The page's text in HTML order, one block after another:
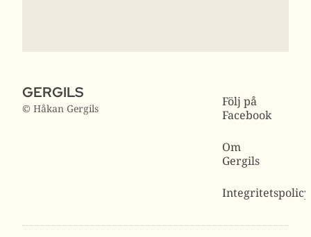
GERGILS
© Håkan Gergils
Följ på
Facebook
Om
Gergils
Integritetspolicy